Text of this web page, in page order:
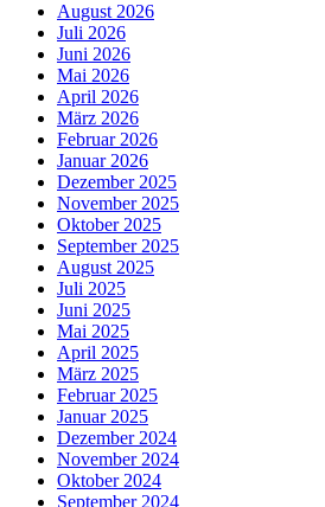
August 2026
Juli 2026
Juni 2026
Mai 2026
April 2026
März 2026
Februar 2026
Januar 2026
Dezember 2025
November 2025
Oktober 2025
September 2025
August 2025
Juli 2025
Juni 2025
Mai 2025
April 2025
März 2025
Februar 2025
Januar 2025
Dezember 2024
November 2024
Oktober 2024
September 2024